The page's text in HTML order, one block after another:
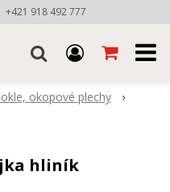
+421 918 492 777
okopové plechy
hliník